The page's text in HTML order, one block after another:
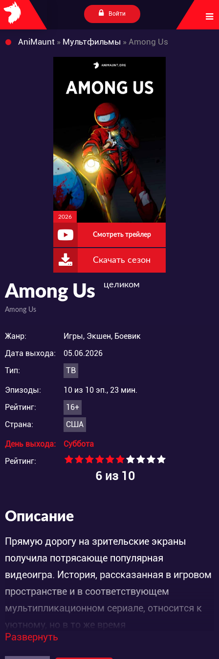
Войти
AniMaunt » Мультфильмы » Among Us
2026
Смотреть трейлер
Скачать сезон
целиком
Among Us
Among Us
Жанр:
Игры, Экшен, Боевик
Дата выхода:
05.06.2026
Тип:
ТВ
Эпизоды:
10 из 10 эп., 23 мин.
Рейтинг:
16+
Страна:
США
День выхода:
Суббота
Рейтинг:
6из 10
Описание
Прямую дорогу на зрительские экраны
получила потрясающе популярная
видеоигра. История, рассказанная в игровом
пространстве и в соответствующем
мультипликационном сериале, относится к
уютному, но в то же время
настораживающему и дающему нервам как
Развернуть